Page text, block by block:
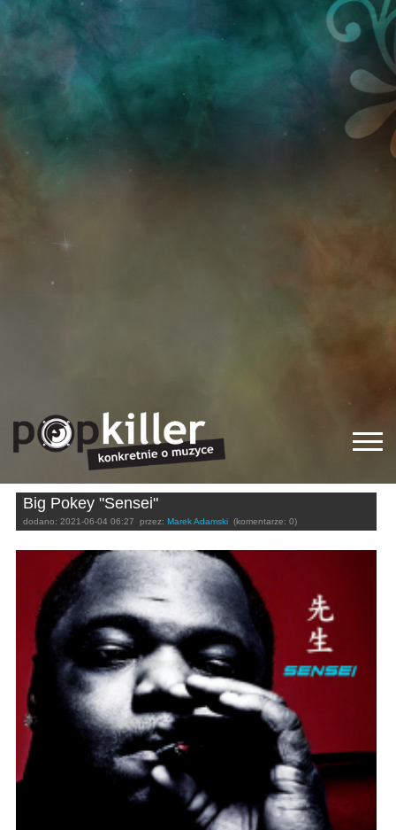
Big Pokey "Sensei"
dodano: 2021-06-04 06:27 przez: Marek Adamski (komentarze: 0)